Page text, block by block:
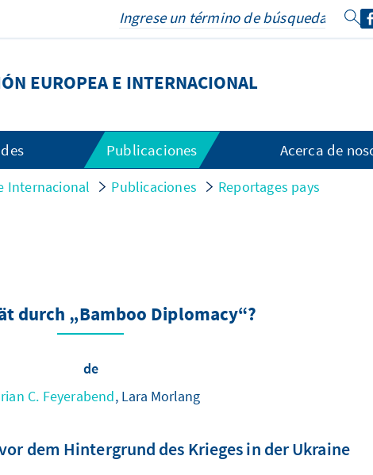
EUROPEA E INTERNACIONAL
Publicaciones Acerca de
Internacional Publicaciones
Reportages pays
durch „Bamboo Diplomacy“?
de
C. Feyerabend, Lara Morlang
dem Hintergrund des Krieges in der Ukraine